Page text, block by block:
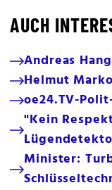
AUCH
Andreas
Helmut
oe24.TV-
"Kein
Minister: